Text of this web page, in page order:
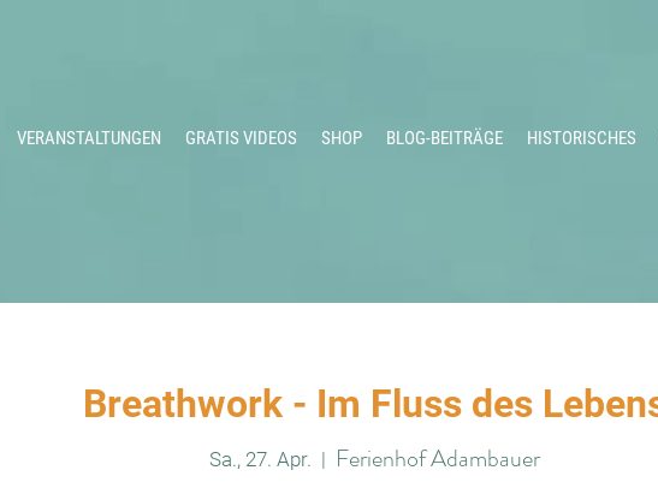
VERANSTALTUNGEN GRATIS VIDEOS SHOP BLOG-BEITRÄGE HISTORISCHES
Breathwork - Im Fluss des
Sa., 27. Apr.
  |
Ferienhof Adambauer